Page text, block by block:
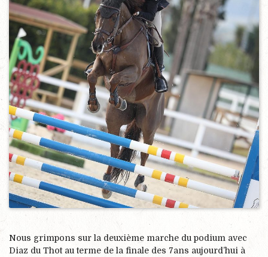
Nous grimpons sur la deuxième marche du podium avec
Diaz du Thot au terme de la finale des 7ans aujourd’hui à